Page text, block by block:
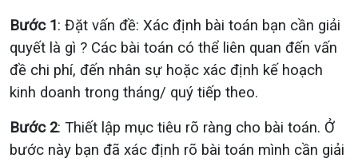
Bước 1: Đặt vấn đề: Xác định bài toán bạn cần giải
quyết là gì ? Các bài toán có thể liên quan đến vấn
đề chi phí, đến nhân sự hoặc xác định kế hoạch
kinh doanh trong tháng/ quý tiếp theo.
Bước 2: Thiết lập mục tiêu rõ ràng cho bài toán. Ở
bước này bạn đã xác định rõ bài toán mình cần giải